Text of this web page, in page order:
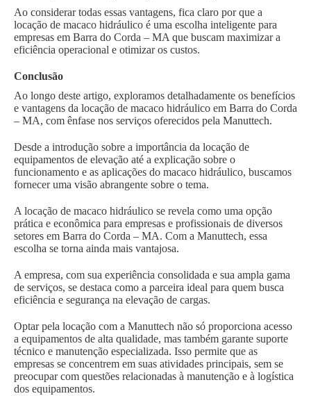
Ao considerar todas essas vantagens, fica claro por que a
locação de macaco hidráulico é uma escolha inteligente para
empresas em Barra do Corda – MA que buscam maximizar a
eficiência operacional e otimizar os custos.
Conclusão
Ao longo deste artigo, exploramos detalhadamente os benefícios
e vantagens da locação de macaco hidráulico em Barra do Corda
– MA, com ênfase nos serviços oferecidos pela Manuttech.
Desde a introdução sobre a importância da locação de
equipamentos de elevação até a explicação sobre o
funcionamento e as aplicações do macaco hidráulico, buscamos
fornecer uma visão abrangente sobre o tema.
A locação de macaco hidráulico se revela como uma opção
prática e econômica para empresas e profissionais de diversos
setores em Barra do Corda – MA. Com a Manuttech, essa
escolha se torna ainda mais vantajosa.
A empresa, com sua experiência consolidada e sua ampla gama
de serviços, se destaca como a parceira ideal para quem busca
eficiência e segurança na elevação de cargas.
Optar pela locação com a Manuttech não só proporciona acesso
a equipamentos de alta qualidade, mas também garante suporte
técnico e manutenção especializada. Isso permite que as
empresas se concentrem em suas atividades principais, sem se
preocupar com questões relacionadas à manutenção e à logística
dos equipamentos.